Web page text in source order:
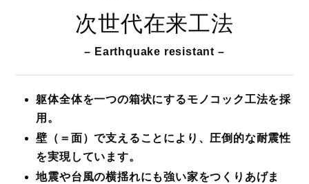
次世代在来工法
– Earthquake resistant –
躯体全体を一つの箱状にするモノコック工法を採
用。
壁（＝面）で支えることにより、圧倒的な耐震性
を実現しています。
地震や台風の横揺れにも強い家をつくりあげま